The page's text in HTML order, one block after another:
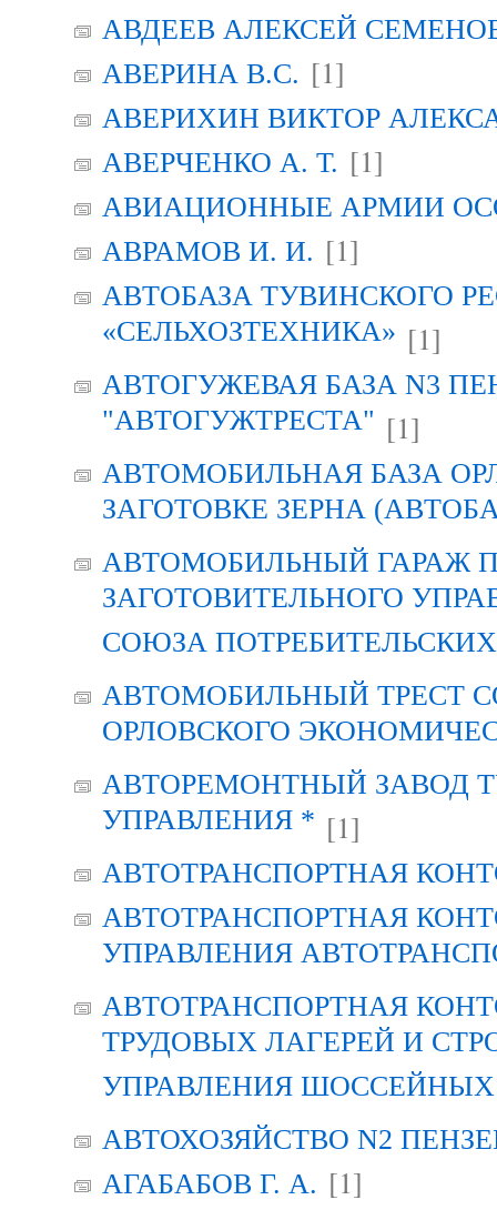
АВДЕЕВ АЛЕКСЕЙ
АВЕРИНА B.C. [1]
АВЕРИХИН ВИКТОР
АВЕРЧЕНКО А. Т. [1]
АВИАЦИОННЫЕ АРМИИ
АВРАМОВ И. И. [1]
АВТОБАЗА ТУВИНСКОГО
«СЕЛЬХОЗТЕХНИКА» [1]
АВТОГУЖЕВАЯ БАЗА N3
"АВТОГУЖТРЕСТА" [1]
АВТОМОБИЛЬНАЯ БАЗА
ЗАГОТОВКЕ ЗЕРНА
АВТОМОБИЛЬНЫЙ ГАРАЖ
ЗАГОТОВИТЕЛЬНОГО
СОЮЗА
АВТОМОБИЛЬНЫЙ ТРЕСТ
ОРЛОВСКОГО
АВТОРЕМОНТНЫЙ ЗАВОД
УПРАВЛЕНИЯ * [1]
АВТОТРАНСПОРТНАЯ
АВТОТРАНСПОРТНАЯ
УПРАВЛЕНИЯ
АВТОТРАНСПОРТНАЯ
ТРУДОВЫХ ЛАГЕРЕЙ И
УПРАВЛЕНИЯ
АВТОХОЗЯЙСТВО N2
АГАБАБОВ Г. А. [1]